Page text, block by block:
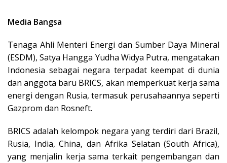
Media Bangsa
Tenaga Ahli Menteri Energi dan Sumber Daya Mineral
(ESDM), Satya Hangga Yudha Widya Putra, mengatakan
Indonesia sebagai negara terpadat keempat di dunia
dan anggota baru BRICS, akan memperkuat kerja sama
energi dengan Rusia, termasuk perusahaannya seperti
Gazprom dan Rosneft.
BRICS adalah kelompok negara yang terdiri dari Brazil,
Rusia, India, China, dan Afrika Selatan (South Africa),
yang menjalin kerja sama terkait pengembangan dan